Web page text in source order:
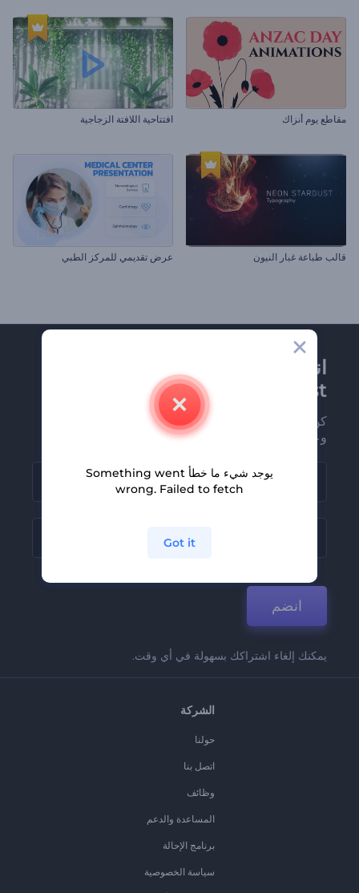
مقاطع يوم أنزاك افتتاحية اللافتة الزجاجية
قالب طباعة غبار النيون عرض تقديمي للمركز الطبي
انضم إلى نشرة
Renderforest الإخبارية
كن من بين أوائل من يستلمون أحدث أخبارنا
وعروضنا
انضم
يمكنك إلغاء اشتراكك بسهولة في أي وقت.
الشركة
حولنا
اتصل بنا
وظائف
المساعدة والدعم
برنامج الإحالة
سياسة الخصوصية
يوجد شيء ما خطأ Something went
wrong. Failed to fetch
Got it